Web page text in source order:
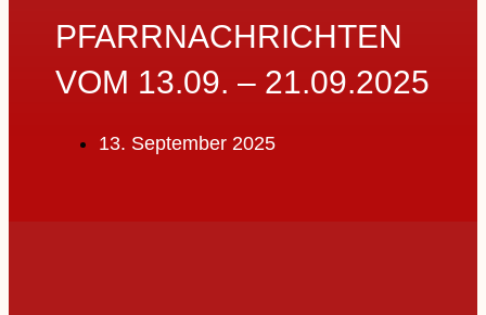
PFARRNACHRICHTEN
VOM 13.09. – 21.09.2025
13. September 2025